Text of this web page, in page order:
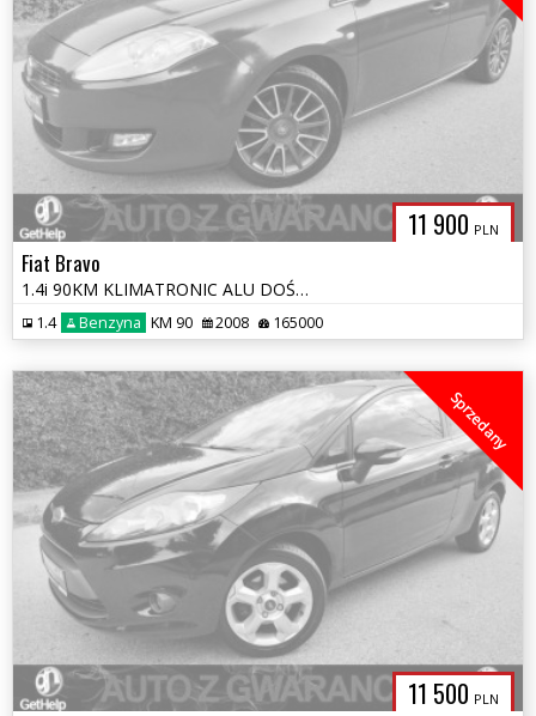
11 900 PLN
Fiat Bravo
1.4i 90KM KLIMATRONIC ALU DOŚWIETLANIE CHROM OPŁATY GWARANCJA Z NIEMI
1.4 Benzyna KM 90 2008 165000
11 500 PLN
Sprzedany